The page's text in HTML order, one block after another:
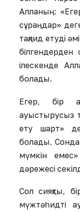
Алланың:
сұраңдар»
тақлид етуді
ілескенде
болады.
Егер, бір
ауыстырусыз
ету шарт»
болады.
мүмкін
дәрежесі
Сол сияқты,
мүжтәһидті